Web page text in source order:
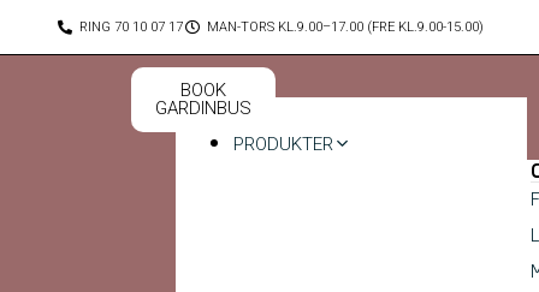
RING 70 10 07 17 MAN-TORS KL.9.00–17.00 (FRE KL.9.00-15.00)
PRODUKTER
BOOK
GARDINBUS